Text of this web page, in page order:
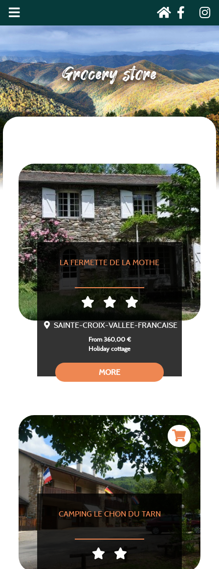
Grocery store
LA FERMETTE DE LA MOTHE
SAINTE-CROIX-VALLEE-FRANCAISE
From 360,00 €
Holiday cottage
MORE
CAMPING LE CHON DU TARN